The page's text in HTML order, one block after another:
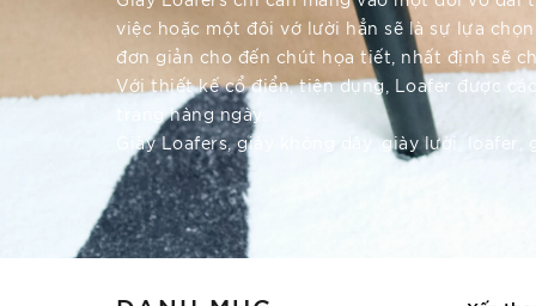
việc hoặc một đôi vớ lười hẳn sẽ là sự lựa
đơn giản cho đến chút họa tiết, nhất định sẽ
Với thiết kế cổ điển, tiện dụng, Loafer được
trang hàng ngày.
Giày Loafers, giày không dây, giày lười,